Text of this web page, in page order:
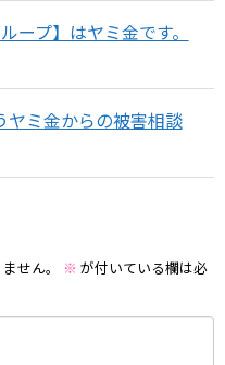
ープ】はヤミ金です。
ミ金からの被害相談
せん。 ※ が付いている欄は必